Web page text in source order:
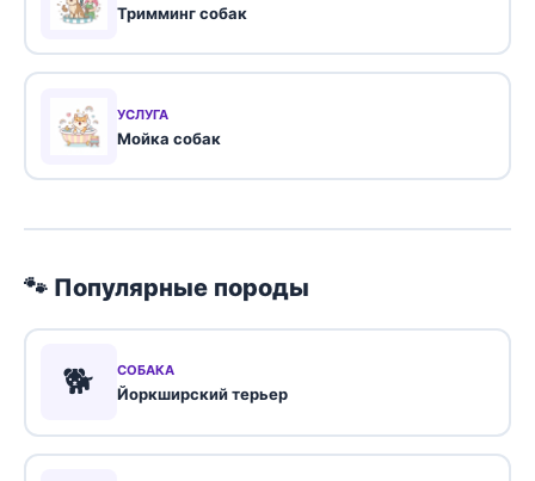
Тримминг собак
УСЛУГА
Мойка собак
🐾 Популярные породы
🐕 СОБАКА
Йоркширский терьер